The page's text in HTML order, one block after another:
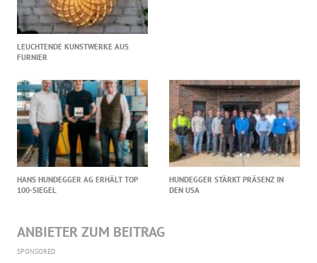
LEUCHTENDE KUNSTWERKE AUS
FURNIER
HANS HUNDEGGER AG ERHÄLT TOP
100-SIEGEL
HUNDEGGER STÄRKT PRÄSENZ IN
DEN USA
ANBIETER ZUM BEITRAG
SPONSORED